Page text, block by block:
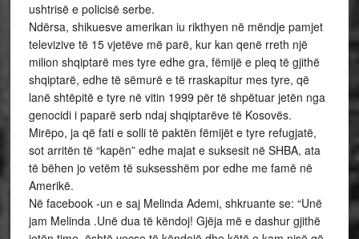
ushtrisë e policisë serbe.
Ndërsa, shikuesve amerikan iu rikthyen në mëndje pamjet
televizive të 15 vjetëve më parë, kur kan qenë rreth një
milion shqiptarë mes tyre edhe gra, fëmijë e pleq të gjithë
shqiptarë, edhe të sëmurë e të rraskapitur mes tyre, që
lanë shtëpitë e tyre në vitin 1999 për të shpëtuar jetën nga
genocidi i paparë serb ndaj shqiptarëve të Kosovës.
Mirëpo, ja që fati e solli të paktën fëmijët e tyre refugjatë,
sot arritën të “kapën” edhe majat e suksesit në SHBA, ata
të bëhen jo vetëm të suksesshëm por edhe me famë në
Amerikë.
Në facebook -un e saj Melinda Ademi, shkruante se: “Unë
jam Melinda .Unë dua të këndoj! Gjëja më e dashur gjithë